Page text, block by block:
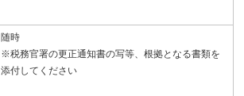
随時
※税務官署の更正通知書の写等、根拠となる書類を
添付してください